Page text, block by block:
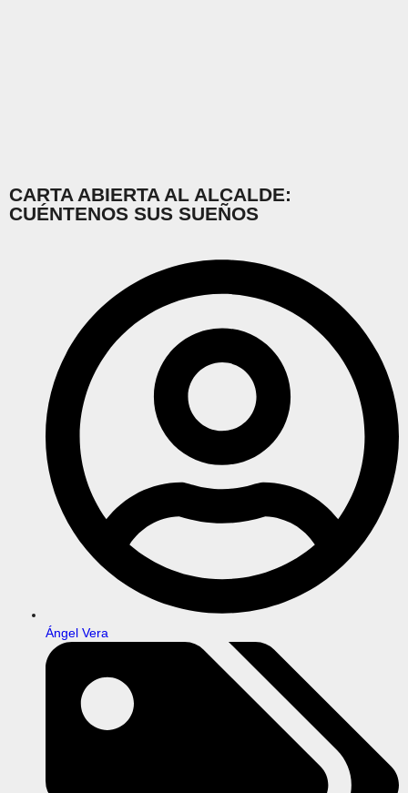
CARTA ABIERTA AL ALCALDE:
CUÉNTENOS SUS SUEÑOS
Ángel Vera